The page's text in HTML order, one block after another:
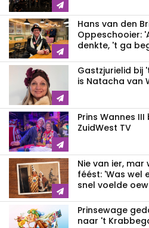
Hans van den
Oppeschooier:
denkte, 't ga
Gastzjurielid bij
is Natacha van
Prins Wannes
ZuidWest TV
Nie van ier,
féést: 'Was wel
snel voelde
Prinsewage
naar 't